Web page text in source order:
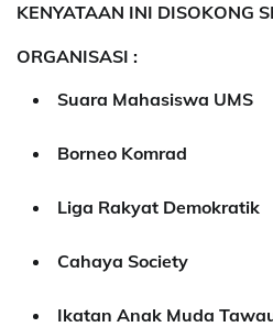
KENYATAAN INI DISOKONG
ORGANISASI :
Suara Mahasiswa UMS
Borneo Komrad
Liga Rakyat Demokratik
Cahaya Society
Ikatan Anak Muda